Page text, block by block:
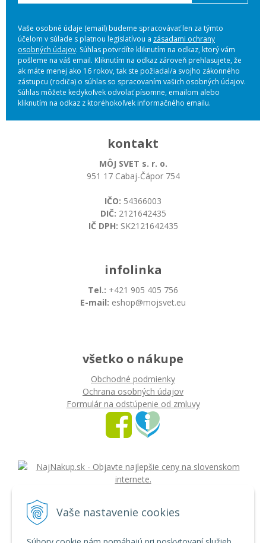
Vaše nastavenie cookies
Vaše osobné údaje (email) budeme spracovávať len za týmto
účelom v súlade s platnou legislatívou a zásadami ochrany
osobných údajov. Súhlas potvrdíte kliknutím na odkaz, ktorý vám
pošleme na váš email. Kliknutím na odkaz zároveň prehlasujete, že
ak máte menej ako 16 rokov, tak ste požiadal/a svojho zákonného
zástupcu (rodiča) o súhlas so spracovaním vašich osobných údajov.
Súhlas môžete kedykoľvek odvolať písomne, emailom alebo
kliknutím na odkaz z ktoréhokoľvek informačného emailu.
kontakt
MÔJ SVET s. r. o.
951 17 Cabaj-Čápor 754
IČO: 54366003
DIČ: 2121642435
IČ DPH: SK2121642435
infolinka
Tel.: +421 905 405 756
E-mail: eshop@mojsvet.eu
všetko o nákupe
Obchodné podmienky
Ochrana osobných údajov
Formulár na odstúpenie od zmluvy
nákup na splátky